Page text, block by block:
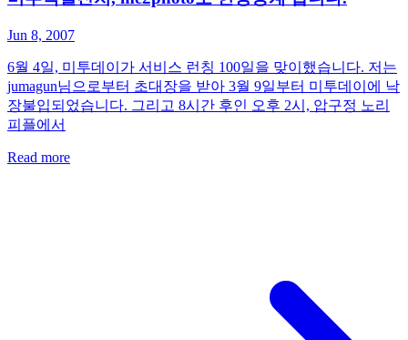
Jun 8, 2007
6월 4일, 미투데이가 서비스 런칭 100일을 맞이했습니다. 저는
jumagun님으로부터 초대장을 받아 3월 9일부터 미투데이에 낙
장불입되었습니다. 그리고 8시간 후인 오후 2시, 압구정 노리
피플에서
Read more